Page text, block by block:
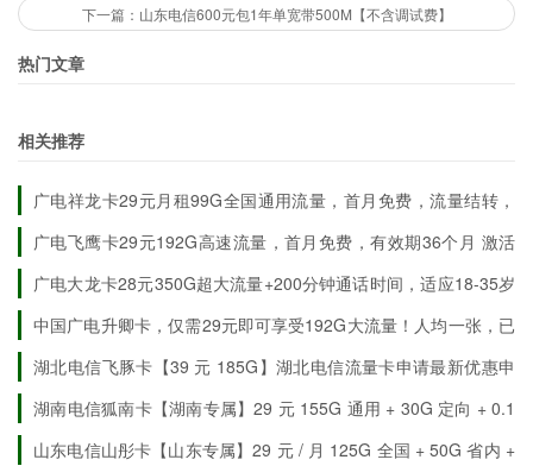
下一篇：山东电信600元包1年单宽带500M【不含调试费】
热门文章
相关推荐
广电祥龙卡29元月租99G全国通用流量，首月免费，流量结转，
有效期10年 首月赠送入网体验金,实现首月免月租
广电飞鹰卡29元192G高速流量，首月免费，有效期36个月 激活
当月快递处充值100元 享受优惠
广电大龙卡28元350G超大流量+200分钟通话时间，适应18-35岁
高校同学申请，远超校园卡（全国发货）
三个月后自动关闭语音功
中国广电升卿卡，仅需29元即可享受192G大流量！人均一张，已
有申请10+人次在使用（全国发货）广电卡销量NO:1大流量卡，广
湖北电信飞豚卡【39 元 185G】湖北电信流量卡申请最新优惠申
请详情
湖南电信狐南卡【湖南专属】29 元 155G 通用 + 30G 定向 + 0.1
元 / 分钟
山东电信山彤卡【山东专属】29 元 / 月 125G 全国 + 50G 省内 +